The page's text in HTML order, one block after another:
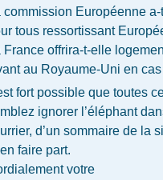
commission Européenne
tous ressortissant
France offrira-t-elle
au Royaume-Uni en
fort possible que toutes
ignorer l’éléphant
d’un sommaire de la
faire part.
votre